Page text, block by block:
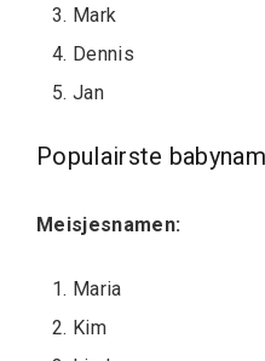
Mark
Dennis
Jan
Populairste
Meisjesnamen:
Maria
Kim